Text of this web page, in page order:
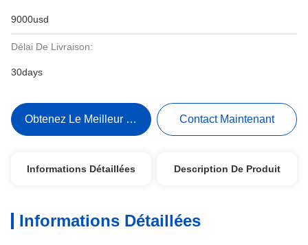
9000usd
Délai De Livraison:
30days
Obtenez Le Meilleur Prix Contact Maintenant
Informations Détaillées Description De Produit
Informations Détaillées